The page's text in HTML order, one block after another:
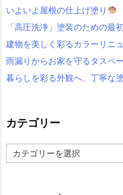
いよいよ屋根の仕上げ塗り
「高圧洗浄」塗装のための最
建物を美しく彩るカラーリニ
雨漏りからお家を守るタスペ
暮らしを彩る外観へ、丁寧な
カテゴリー
テ